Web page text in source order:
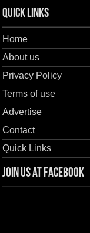
Quick Links
Home
About us
Privacy Policy
Terms of use
Advertise
Contact
Quick Links
Join us at Facebook